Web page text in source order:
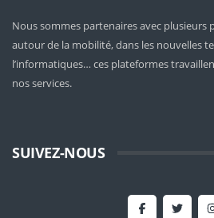
Nous sommes partenaires avec plusieurs
autour de la mobilité, dans les nouvelles
l’informatiques… ces plateformes
nos services.
SUIVEZ-NOUS